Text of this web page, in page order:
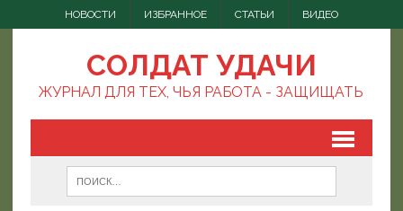
НОВОСТИ ИЗБРАННОЕ СТАТЬИ ВИДЕО
СОЛДАТ УДАЧИ
ЖУРНАЛ ДЛЯ ТЕХ, ЧЬЯ РАБОТА - ЗАЩИЩАТЬ